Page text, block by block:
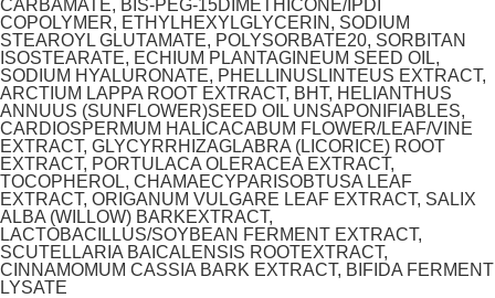
CARBAMATE, BIS-PEG-15DIMETHICONE/IPDI
COPOLYMER, ETHYLHEXYLGLYCERIN, SODIUM
STEAROYL GLUTAMATE, POLYSORBATE20, SORBITAN
ISOSTEARATE, ECHIUM PLANTAGINEUM SEED OIL,
SODIUM HYALURONATE, PHELLINUSLINTEUS EXTRACT,
ARCTIUM LAPPA ROOT EXTRACT, BHT, HELIANTHUS
ANNUUS (SUNFLOWER)SEED OIL UNSAPONIFIABLES,
CARDIOSPERMUM HALICACABUM FLOWER/LEAF/VINE
EXTRACT, GLYCYRRHIZAGLABRA (LICORICE) ROOT
EXTRACT, PORTULACA OLERACEA EXTRACT,
TOCOPHEROL, CHAMAECYPARISOBTUSA LEAF
EXTRACT, ORIGANUM VULGARE LEAF EXTRACT, SALIX
ALBA (WILLOW) BARKEXTRACT,
LACTOBACILLUS/SOYBEAN FERMENT EXTRACT,
SCUTELLARIA BAICALENSIS ROOTEXTRACT,
CINNAMOMUM CASSIA BARK EXTRACT, BIFIDA FERMENT
LYSATE